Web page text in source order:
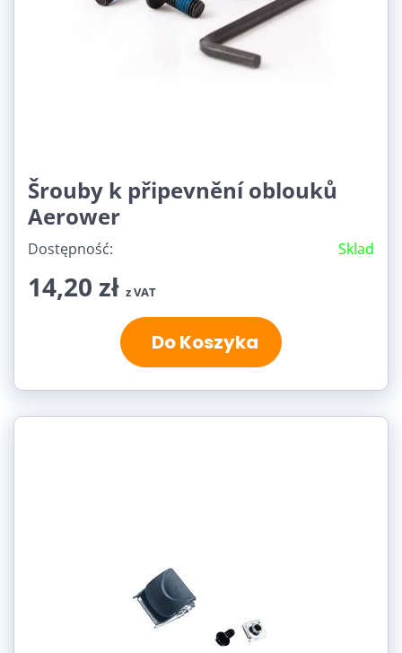
Šrouby k připevnění oblouků
Aerower
Dostępność: Sklad
14,20 zł z VAT
Do Koszyka